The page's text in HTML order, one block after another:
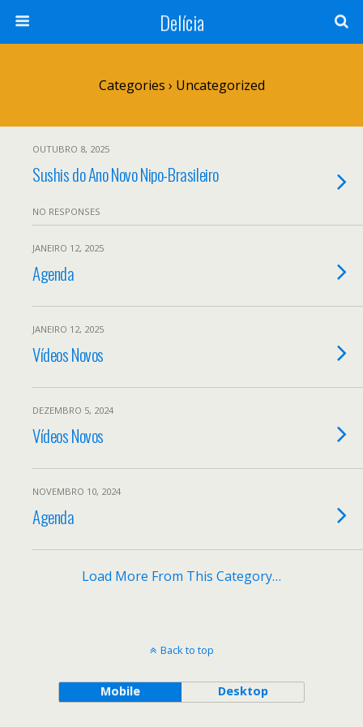
Delícia
Categories › Uncategorized
OUTUBRO 8, 2025
Sushis do Ano Novo Nipo-Brasileiro
NO RESPONSES
JANEIRO 12, 2025
Agenda
JANEIRO 12, 2025
Vídeos Novos
DEZEMBRO 5, 2024
Vídeos Novos
NOVEMBRO 10, 2024
Agenda
Load More From This Category…
Back to top
Mobile Desktop